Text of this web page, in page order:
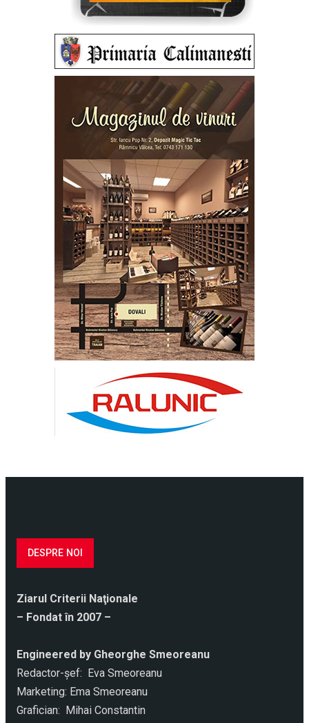
DESPRE NOI
Ziarul Criterii Naţionale
– Fondat în 2007 –
Engineered by Gheorghe Smeoreanu
Redactor-şef: Eva Smeoreanu
Marketing: Ema Smeoreanu
Grafician: Mihai Constantin